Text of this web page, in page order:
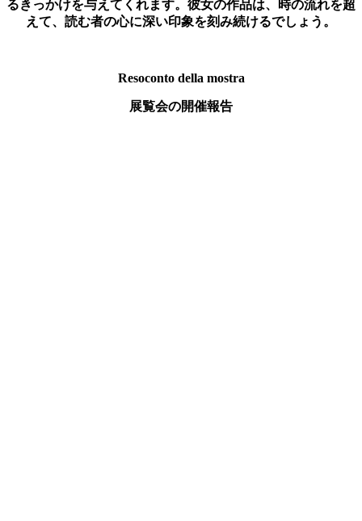
るきっかけを与えてくれます。彼女の作品は、時の流れを超
えて、読む者の心に深い印象を刻み続けるでしょう。
Resoconto della mostra
展覧会の開催報告